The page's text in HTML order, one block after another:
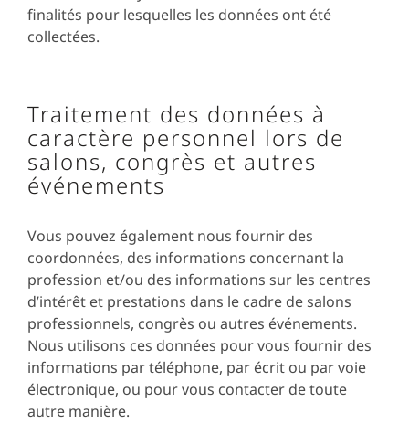
finalités pour lesquelles les données ont été
collectées.
Traitement des données à
caractère personnel lors de
salons, congrès et autres
événements
Vous pouvez également nous fournir des
coordonnées, des informations concernant la
profession et/ou des informations sur les centres
d’intérêt et prestations dans le cadre de salons
professionnels, congrès ou autres événements.
Nous utilisons ces données pour vous fournir des
informations par téléphone, par écrit ou par voie
électronique, ou pour vous contacter de toute
autre manière.